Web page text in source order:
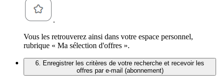
.
Vous les retrouverez ainsi dans votre espace personnel,
rubrique « Ma sélection d'offres ».
6. Enregistrer les critères de votre recherche et recevoir les
offres par e-mail (abonnement)